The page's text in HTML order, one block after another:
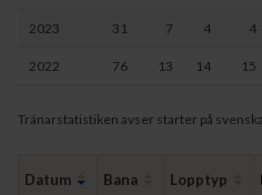
2023 31 7 4 4
2022 76 13 14 15
Tränarstatistiken avser starter på
Datum Bana Lopptyp